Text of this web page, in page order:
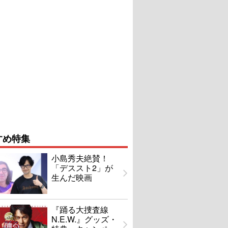
特集
小島秀夫絶賛！
「デススト2」が
生んだ映画
『踊る大捜査線
N.E.W.』グッズ・